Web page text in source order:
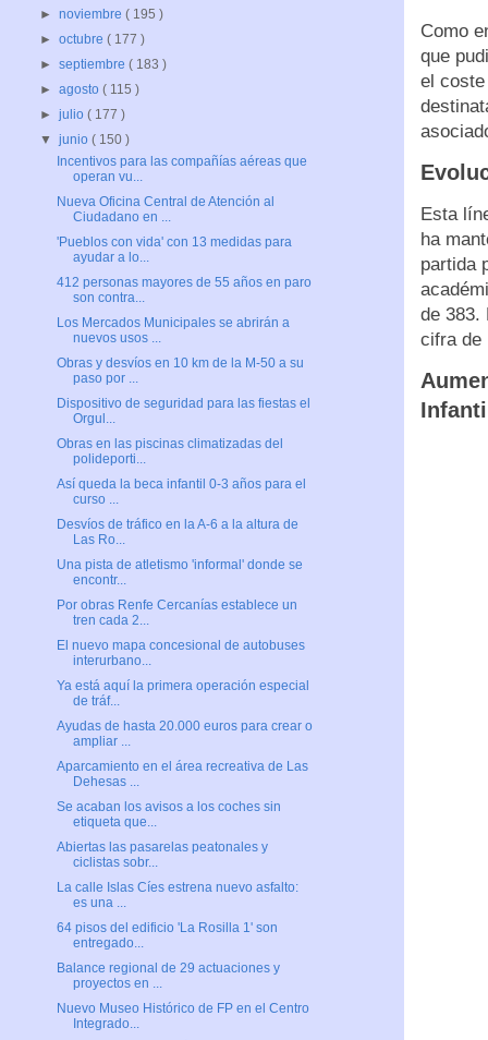
Como
que
el
Esta
ha
partida
de 383.
cifra de
►noviembre( 195 )
►octubre( 177 )
►septiembre( 183 )
►agosto( 115 )
►julio( 177 )
▼junio( 150 )
Incentivos para las compañías aéreas que
operan vu...
Nueva Oficina Central de Atención al
Ciudadano en ...
'Pueblos con vida' con 13 medidas para
ayudar a lo...
412 personas mayores de 55 años en paro
son contra...
Los Mercados Municipales se abrirán a
nuevos usos ...
Obras y desvíos en 10 km de la M-50 a su
paso por ...
Dispositivo de seguridad para las fiestas el
Orgul...
Obras en las piscinas climatizadas del
polideporti...
Así queda la beca infantil 0-3 años para el
curso ...
Desvíos de tráfico en la A-6 a la altura de
Las Ro...
Una pista de atletismo 'informal' donde se
encontr...
Por obras Renfe Cercanías establece un
tren cada 2...
El nuevo mapa concesional de autobuses
interurbano...
Ya está aquí la primera operación especial
de tráf...
Ayudas de hasta 20.000 euros para crear o
ampliar ...
Aparcamiento en el área recreativa de Las
Dehesas ...
Se acaban los avisos a los coches sin
etiqueta que...
Abiertas las pasarelas peatonales y
ciclistas sobr...
La calle Islas Cíes estrena nuevo asfalto:
es una ...
64 pisos del edificio 'La Rosilla 1' son
entregado...
Balance regional de 29 actuaciones y
proyectos en ...
Nuevo Museo Histórico de FP en el Centro
Integrado...